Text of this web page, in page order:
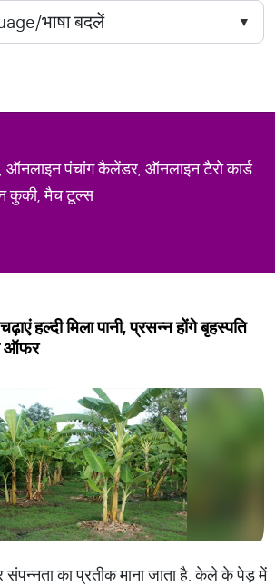
पंचांग कैलेंडर, ऑनलाइन टैरो कार्ड
कुकी, मैच टूल्स
हल्दी मिला पानी, प्रसन्न होंगे बृहस्पति
ऑफर
का प्रतीक माना जाता है. केले के पेड़ में